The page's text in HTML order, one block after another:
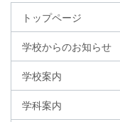
トップページ
学校からのお知らせ
学校案内
学科案内